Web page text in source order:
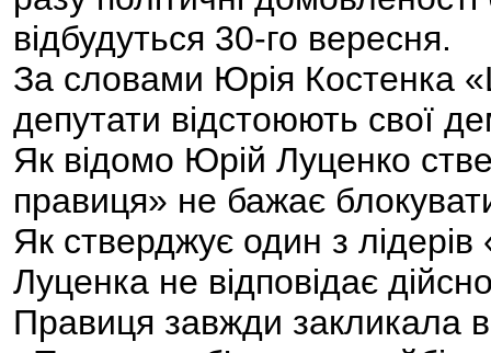
відбудуться 30-го вересня.
За словами Юрія Костенка
депутати відстоюють свої
Як відомо Юрій Луценко
правиця» не бажає
Як стверджує один з
Луценка не відповідає
Правиця завжди закликала